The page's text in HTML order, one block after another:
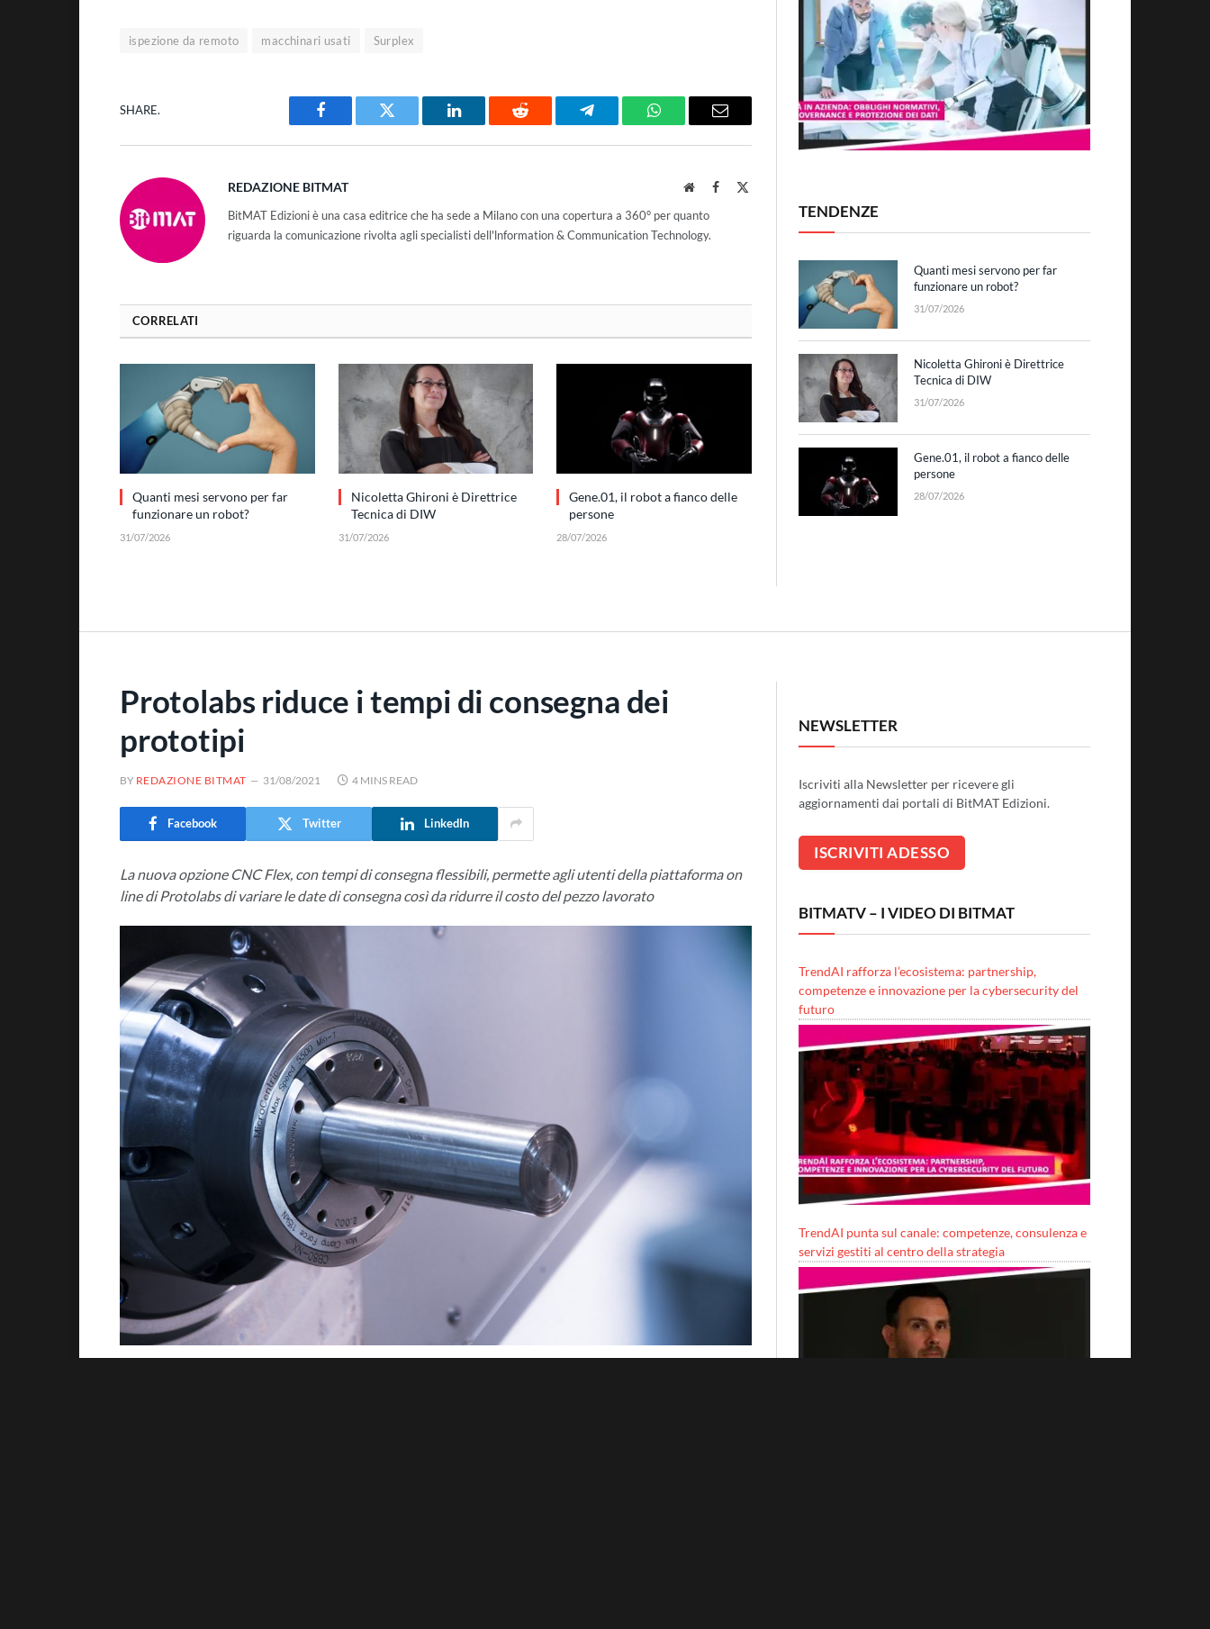
ispezione da remoto macchinari usati Surplex
SHARE.
Facebook Twitter LinkedIn Reddit Telegram WhatsAppEmail
REDAZIONE BITMAT WebsiteFacebook
BitMAT Edizioni è una casa editrice che ha sede a Milano con una copertura a 360° per quanto
riguarda la comunicazione rivolta agli specialisti dell'lnformation & Communication Technology.
CORRELATI
Quanti mesi servono per far
funzionare un robot?
31/07/2026
Nicoletta Ghironi è Direttrice
Tecnica di DIW
31/07/2026
Gene.01, il robot a fianco delle
persone
28/07/2026
TENDENZE
Quanti mesi servono per far
funzionare un robot?
31/07/2026
Nicoletta Ghironi è Direttrice
Tecnica di DIW
31/07/2026
Gene.01, il robot a fianco delle
persone
28/07/2026
Protolabs riduce i tempi di consegna dei
prototipi
BY REDAZIONE BITMAT 31/08/2021 4 MINS READ
Facebook Twitter LinkedIn
La nuova opzione CNC Flex, con tempi di consegna flessibili, permette agli utenti della piattaforma on
line di Protolabs di variare le date di consegna così da ridurre il costo del pezzo lavorato
NEWSLETTER
Iscriviti alla Newsletter per ricevere gli
aggiornamenti dai portali di BitMAT Edizioni.
BITMATV – I VIDEO DI BITMAT
TrendAI rafforza l’ecosistema: partnership,
competenze e innovazione per la cybersecurity del
futuro
TrendAI punta sul canale: competenze, consulenza e
servizi gestiti al centro della strategia